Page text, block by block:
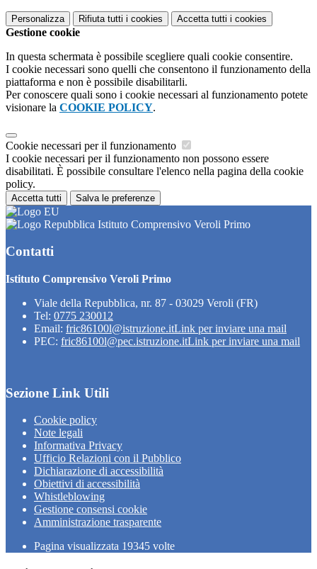
Personalizza Rifiuta tutti i cookies Accetta tutti i cookies
Gestione cookie
In questa schermata è possibile scegliere quali cookie consentire.
I cookie necessari sono quelli che consentono il funzionamento della
piattaforma e non è possibile disabilitarli.
Per conoscere quali sono i cookie necessari al funzionamento potete
visionare la COOKIE POLICY.
Cookie necessari per il funzionamento
I cookie necessari per il funzionamento non possono essere
disabilitati. È possibile consultare l'elenco nella pagina della cookie
policy.
Accetta tutti Salva le preferenze
Istituto Comprensivo Veroli Primo
Contatti
Istituto Comprensivo Veroli Primo
Viale della Repubblica, nr. 87 - 03029 Veroli (FR)
Tel: 0775 230012
Email: fric86100l@istruzione.itLink per inviare una mail
PEC: fric86100l@pec.istruzione.itLink per inviare una mail
Sezione Link Utili
Cookie policy
Note legali
Informativa Privacy
Ufficio Relazioni con il Pubblico
Dichiarazione di accessibilità
Obiettivi di accessibilità
Whistleblowing
Gestione consensi cookie
Amministrazione trasparente
Pagina visualizzata 19345 volte